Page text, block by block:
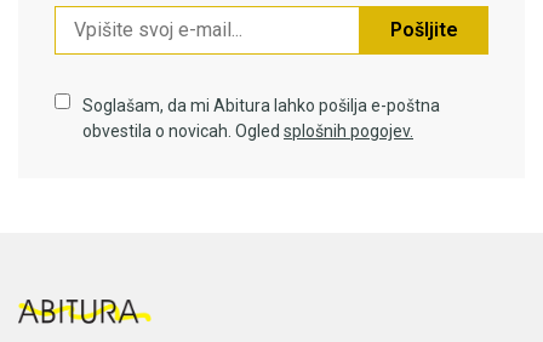
Pošljite
Soglašam, da mi Abitura lahko pošilja e-poštna
obvestila o novicah. Ogled splošnih pogojev.